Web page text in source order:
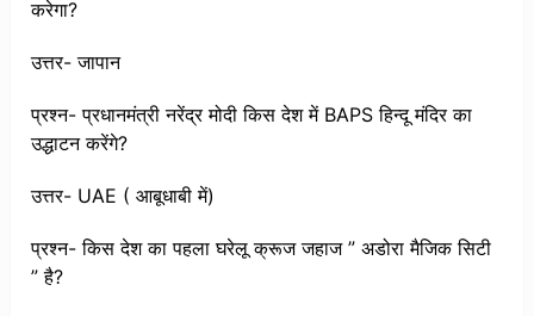
करेगा?
उत्तर- जापान
प्रश्न- प्रधानमंत्री नरेंद्र मोदी किस देश में BAPS हिन्दू मंदिर का
उद्धाटन करेंगे?
उत्तर- UAE ( आबूधाबी में)
प्रश्न- किस देश का पहला घरेलू क्रूज जहाज ” अडोरा मैजिक सिटी
” है?